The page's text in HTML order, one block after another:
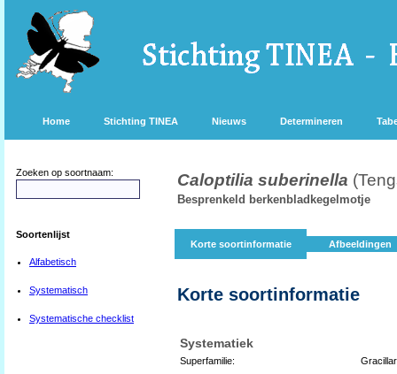
Home Stichting TINEA Nieuws Determineren
Zoeken op soortnaam:
Soortenlijst
Alfabetisch
Systematisch
Systematische checklist
Caloptilia suberinella
Besprenkeld berkenbladkegelmotje
Korte soortinformatie Afbeeldingen
Korte soortinformatie
Systematiek
Superfamilie: